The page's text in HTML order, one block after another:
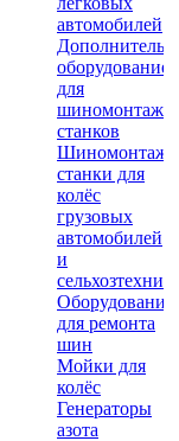
автомобилей
оборудование
для
станков
станки для
колёс
грузовых
автомобилей
и
сельхозтехники
Оборудование
для ремонта
шин
Мойки для
колёс
Генераторы
азота